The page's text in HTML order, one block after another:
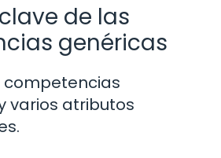
de las
genéricas
competencias
varios atributos